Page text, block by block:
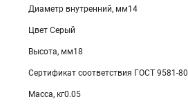
Диаметр внутренний, мм14
Цвет Серый
Высота, мм18
Сертификат соответствия ГОСТ 9581-80
Масса, кг0.05